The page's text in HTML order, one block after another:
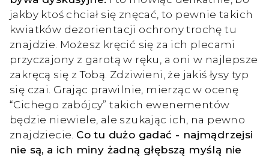
jakby ktoś chciał się znęcać, to pewnie takich
kwiatków dezorientacji ochrony trochę tu
znajdzie. Możesz kręcić się za ich plecami
przyczajony z garotą w ręku, a oni w najlepsze
zakręcą się z Tobą. Zdziwieni, że jakiś łysy typ
się czai. Grając prawilnie, mierząc w ocenę
“Cichego zabójcy” takich ewenementów
będzie niewiele, ale szukając ich, na pewno
znajdziecie. Co tu dużo gadać - najmądrzejsi
nie są, a ich miny żadną głębszą myślą nie